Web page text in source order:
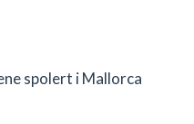
spolert i Mallorca